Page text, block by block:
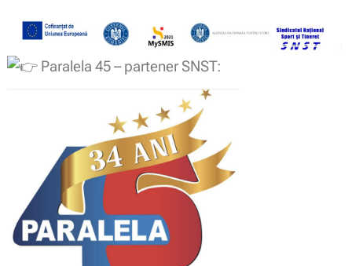
Paralela 45 – partener SNST: